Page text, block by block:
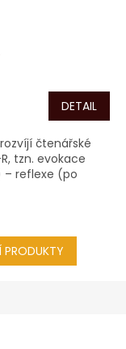
DETAIL
čtenářské
tzn. evokace
reflexe (po
PRODUKTY